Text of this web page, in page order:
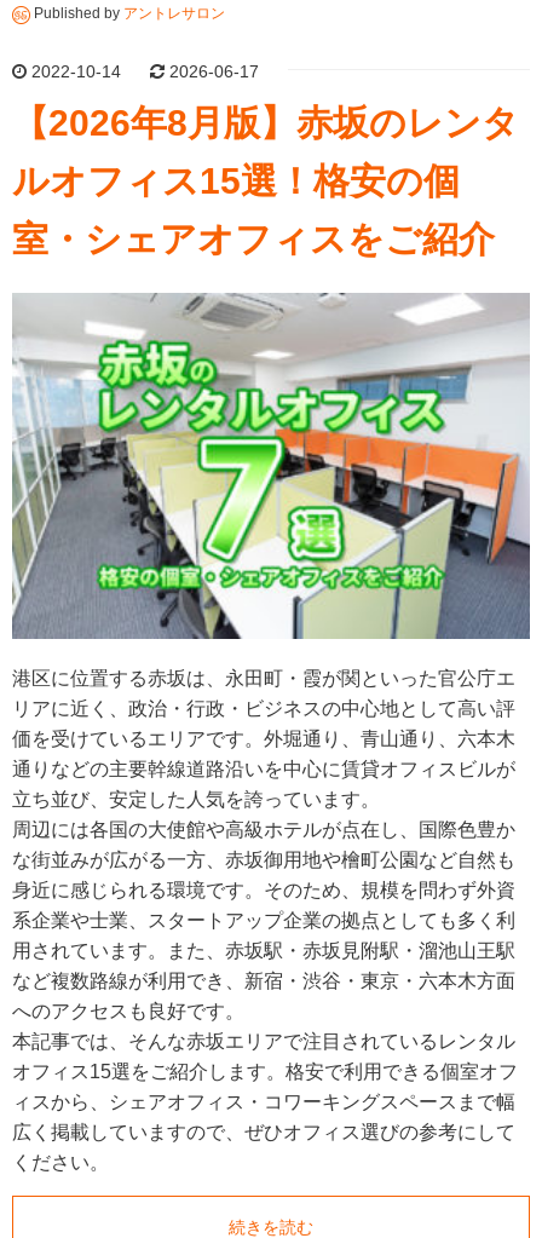
Published by アントレサロン
2022-10-14 2026-06-17
【2026年8月版】赤坂のレンタ
ルオフィス15選！格安の個
室・シェアオフィスをご紹介
港区に位置する赤坂は、永田町・霞が関といった官公庁エ
リアに近く、政治・行政・ビジネスの中心地として高い評
価を受けているエリアです。外堀通り、青山通り、六本木
通りなどの主要幹線道路沿いを中心に賃貸オフィスビルが
立ち並び、安定した人気を誇っています。
周辺には各国の大使館や高級ホテルが点在し、国際色豊か
な街並みが広がる一方、赤坂御用地や檜町公園など自然も
身近に感じられる環境です。そのため、規模を問わず外資
系企業や士業、スタートアップ企業の拠点としても多く利
用されています。また、赤坂駅・赤坂見附駅・溜池山王駅
など複数路線が利用でき、新宿・渋谷・東京・六本木方面
へのアクセスも良好です。
本記事では、そんな赤坂エリアで注目されているレンタル
オフィス15選をご紹介します。格安で利用できる個室オフ
ィスから、シェアオフィス・コワーキングスペースまで幅
広く掲載していますので、ぜひオフィス選びの参考にして
ください。
続きを読む